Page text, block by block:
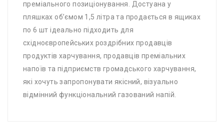
преміального позиціонування. Достуана у
пляшках об’ємом 1,5 літра та продається в ящиках
по 6 шт ідеально підходить для
східноєвропейських роздрібних продавців
продуктів харчування, продавців преміальних
напоїв та підприємств громадського харчування,
які хочуть запропонувати якісний, візуально
відмінний функціональний газований напій.